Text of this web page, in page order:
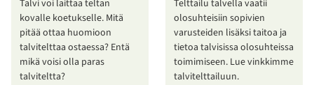
Talvi voi laittaa teltan
kovalle koetukselle. Mitä
pitää ottaa huomioon
talvitelttaa ostaessa? Entä
mikä voisi olla paras
talviteltta?
Telttailu talvella vaatii
olosuhteisiin sopivien
varusteiden lisäksi taitoa ja
tietoa talvisissa olosuhteissa
toimimiseen. Lue vinkkimme
talvitelttailuun.